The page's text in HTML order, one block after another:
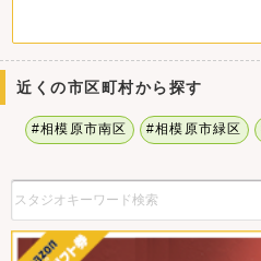
近くの市区町村から探す
#相模原市南区 #相模原市緑区